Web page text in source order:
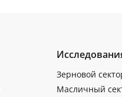
Зерновой
Масличный